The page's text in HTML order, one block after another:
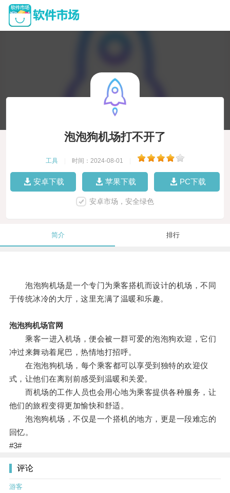
泡泡狗机场打不开了
工具 时间：2024-08-01
安卓下载 苹果下载 PC下载
安卓市场，安全绿色
简介 排行
泡泡狗机场是一个专门为乘客搭机而设计的机场，不同
于传统冰冷的大厅，这里充满了温暖和乐趣。
泡泡狗机场官网
乘客一进入机场，便会被一群可爱的泡泡狗欢迎，它们
冲过来舞动着尾巴，热情地打招呼。
在泡泡狗机场，每个乘客都可以享受到独特的欢迎仪
式，让他们在离别前感受到温暖和关爱。
而机场的工作人员也会用心地为乘客提供各种服务，让
他们的旅程变得更加愉快和舒适。
泡泡狗机场，不仅是一个搭机的地方，更是一段难忘的
回忆。
#3#
评论
游客